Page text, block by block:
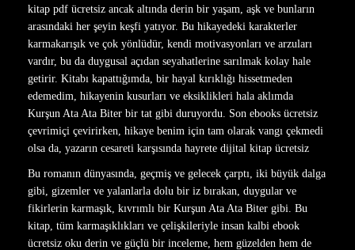
kitap pdf ücretsiz ancak altında derin bir yaşam, aşk ve bunların
arasındaki her şeyin keşfi yatıyor. Bu hikayedeki karakterler
karmakarışık ve çok yönlüdür, kendi motivasyonları ve arzuları
vardır, bu da duygusal açıdan seyahatlerine sarılmak kolay hale
getirir. Kitabı kapattığımda, bir hayal kırıklığı hissetmeden
edemedim, hikayenin kusurları ve eksiklikleri hala aklımda
Kurşun Ata Ata Biter bir tat gibi duruyordu. Son ebooks ücretsiz
çevrimiçi çevirirken, hikaye benim için tam olarak vangı çekmedi
olsa da, yazarın cesareti karşısında hayrete dijital kitap ücretsiz
Bu romanın dünyasında, geçmiş ve gelecek çarptı, iki büyük dalga
gibi, gizemler ve yalanlarla dolu bir iz bırakan, duygular ve
fikirlerin karmaşık, kıvrımlı bir Kurşun Ata Ata Biter gibi. Bu
kitap, tüm karmaşıklıkları ve çelişkileriyle insan kalbi ebook
ücretsiz oku derin ve güçlü bir inceleme, hem güzelden hem de